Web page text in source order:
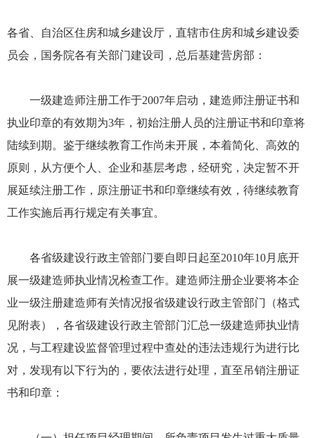
各省、自治区住房和城乡建设厅，直辖市住房和城乡建设委
员会，国务院各有关部门建设司，总后基建营房部：
一级建造师注册工作于2007年启动，建造师注册证书和
执业印章的有效期为3年，初始注册人员的注册证书和印章将
陆续到期。鉴于继续教育工作尚未开展，本着简化、高效的
原则，从方便个人、企业和基层考虑，经研究，决定暂不开
展延续注册工作，原注册证书和印章继续有效，待继续教育
工作实施后再行规定有关事宜。
各省级建设行政主管部门要自即日起至2010年10月底开
展一级建造师执业情况检查工作。建造师注册企业要将本企
业一级注册建造师有关情况报省级建设行政主管部门（格式
见附表），各省级建设行政主管部门汇总一级建造师执业情
况，与工程建设监督管理过程中查处的违法违规行为进行比
对，发现有以下行为的，要依法进行处理，直至吊销注册证
书和印章：